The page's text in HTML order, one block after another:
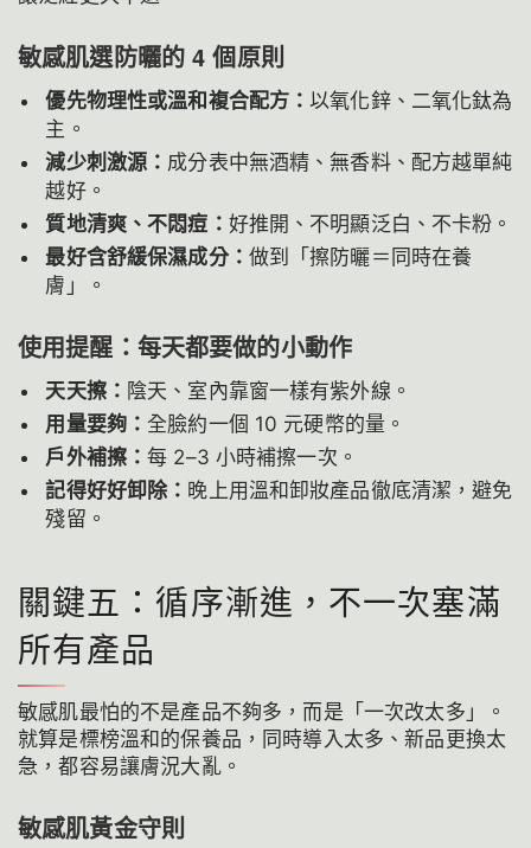
敏感肌選防曬的 4 個原則
優先物理性或溫和複合配方：以氧化鋅、二氧化鈦為
主。
減少刺激源： 成分表中無酒精、無香料、配方越單純
越好。
質地清爽、不悶痘： 好推開、不明顯泛白、不卡粉。
最好含舒緩保濕成分： 做到「擦防曬＝同時在養
膚」。
使用提醒：每天都要做的小動作
天天擦： 陰天、室內靠窗一樣有紫外線。
用量要夠： 全臉約一個 10 元硬幣的量。
戶外補擦：每 2–3 小時補擦一次。
記得好好卸除： 晚上用溫和卸妝產品徹底清潔，避免
殘留。
關鍵五：循序漸進，不一次塞滿
所有產品
敏感肌最怕的不是產品不夠多，而是「一次改太多」。
就算是標榜溫和的保養品，同時導入太多、新品更換太
急，都容易讓膚況大亂。
敏感肌黃金守則